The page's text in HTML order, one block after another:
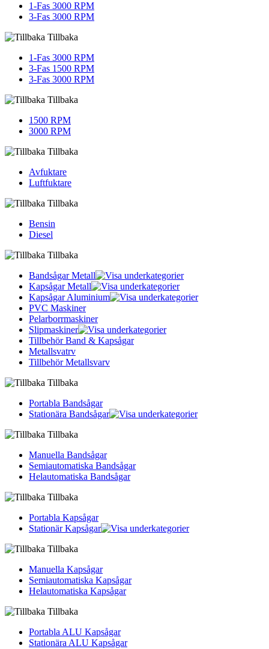
1-Fas 3000 RPM
3-Fas 3000 RPM
Tillbaka
1-Fas 3000 RPM
3-Fas 1500 RPM
3-Fas 3000 RPM
Tillbaka
1500 RPM
3000 RPM
Tillbaka
Avfuktare
Luftfuktare
Tillbaka
Bensin
Diesel
Tillbaka
Bandsågar Metall
Kapsågar Metall
Kapsågar Aluminium
PVC Maskiner
Pelarborrmaskiner
Slipmaskiner
Tillbehör Band & Kapsågar
Metallsvatrv
Tillbehör Metallsvarv
Tillbaka
Portabla Bandsågar
Stationära Bandsågar
Tillbaka
Manuella Bandsågar
Semiautomatiska Bandsågar
Helautomatiska Bandsågar
Tillbaka
Portabla Kapsågar
Stationär Kapsågar
Tillbaka
Manuella Kapsågar
Semiautomatiska Kapsågar
Helautomatiska Kapsågar
Tillbaka
Portabla ALU Kapsågar
Stationära ALU Kapsågar